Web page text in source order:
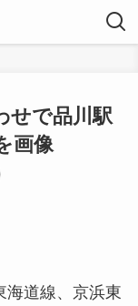
せで品川駅
画像
海道線、京浜東